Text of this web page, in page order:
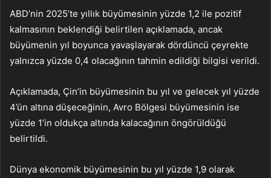
ABD’nin 2025’te yıllık büyümesinin yüzde 1,2 ile pozitif
kalmasının beklendiği belirtilen açıklamada, ancak
büyümenin yıl boyunca yavaşlayarak dördüncü çeyrekte
yalnızca yüzde 0,4 olacağının tahmin edildiği bilgisi verildi.
Açıklamada, Çin’in büyümesinin bu yıl ve gelecek yıl yüzde
4’ün altına düşeceğinin, Avro Bölgesi büyümesinin ise
yüzde 1’in oldukça altında kalacağının öngörüldüğü
belirtildi.
Dünya ekonomik büyümesinin bu yıl yüzde 1,9 olarak